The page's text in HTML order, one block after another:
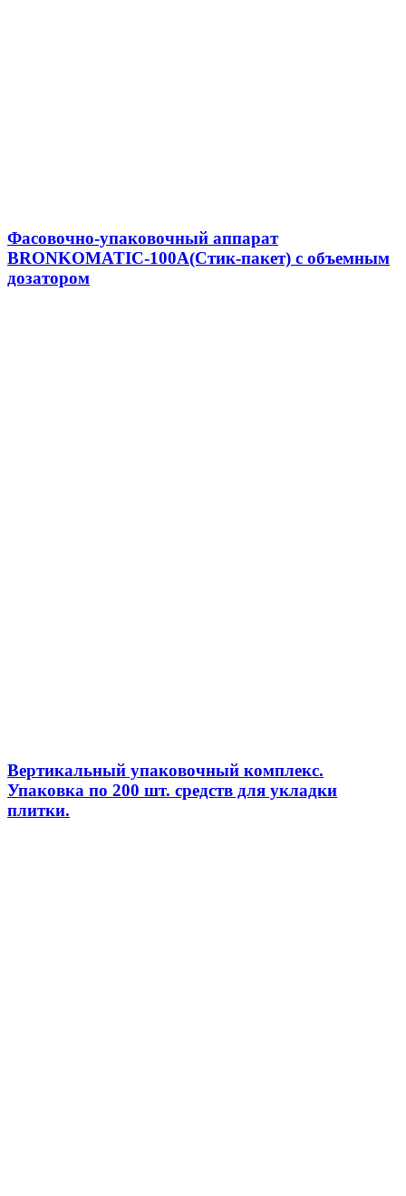
Фасовочно-упаковочный аппарат
BRONKOMATIC-100A(Стик-пакет) с объемным
дозатором
Вертикальный упаковочный комплекс.
Упаковка по 200 шт. средств для укладки
плитки.